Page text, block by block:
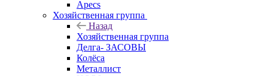
Apecs
Хозяйственная группа
Назад
Хозяйственная группа
Делга- ЗАСОВЫ
Колёса
Металлист